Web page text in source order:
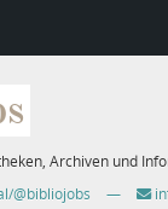
Archiven und
@bibliojobs
—